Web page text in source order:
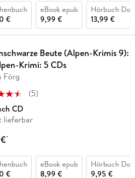
€
eBook epub
9,99 €
Hörbuch
13,99 €
Beute (Alpen-Krimis 9):
Krimi: 5 CDs
Förg
(5)
CD
lieferbar
*
€
eBook epub
8,99 €
Hörbuch
9,95 €